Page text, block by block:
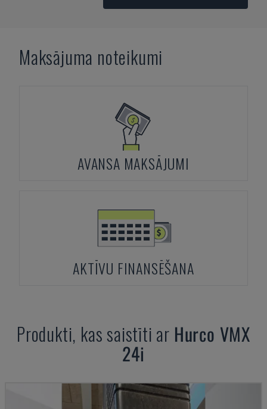
Maksājuma noteikumi
AVANSA MAKSĀJUMI
AKTĪVU FINANSĒŠANA
Produkti, kas saistīti ar Hurco VMX
24i